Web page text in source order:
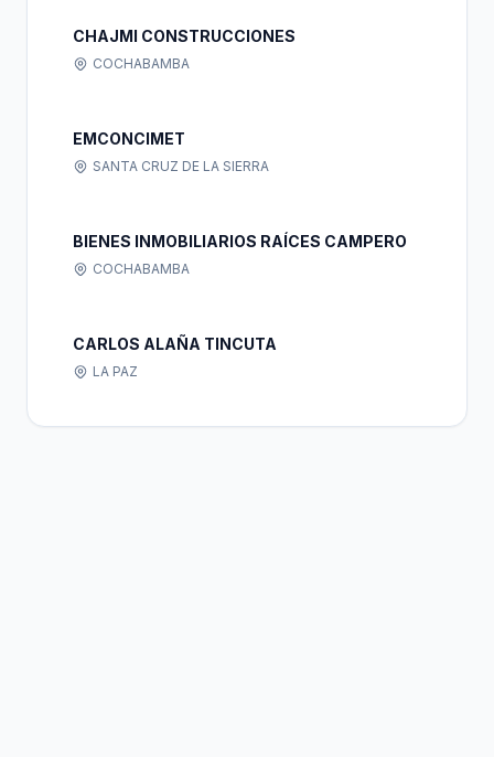
CHAJMI CONSTRUCCIONES
COCHABAMBA
EMCONCIMET
SANTA CRUZ DE LA SIERRA
BIENES INMOBILIARIOS RAÍCES CAMPERO
COCHABAMBA
CARLOS ALAÑA TINCUTA
LA PAZ